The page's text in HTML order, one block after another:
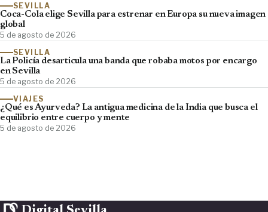
SEVILLA
Coca-Cola elige Sevilla para estrenar en Europa su nueva imagen
global
5 de agosto de 2026
SEVILLA
La Policía desarticula una banda que robaba motos por encargo
en Sevilla
5 de agosto de 2026
VIAJES
¿Qué es Ayurveda? La antigua medicina de la India que busca el
equilibrio entre cuerpo y mente
5 de agosto de 2026